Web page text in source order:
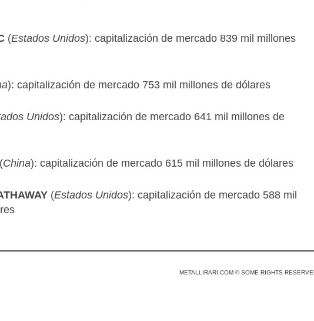
(Estados Unidos): capitalización de mercado 839 mil millones
): capitalización de mercado 753 mil millones de dólares
Unidos): capitalización de mercado 641 mil millones de
(China): capitalización de mercado 615 mil millones de dólares
(Estados Unidos): capitalización de mercado 588 mil
METALLIRARI.COM © SOME RIGHTS